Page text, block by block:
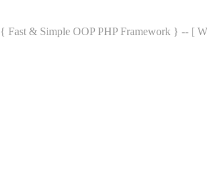
{ Fast & Simple OOP PHP Framework } -- [